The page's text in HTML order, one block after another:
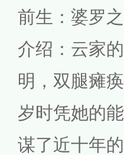
前生：婆罗
介绍：云家
明，双腿瘫
岁时凭她的
谋了近十年